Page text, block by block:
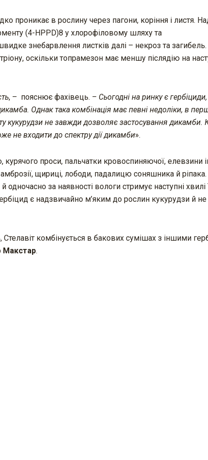
в рослину через пагони, коріння і листя.
(4-HPPD)8 у хлорофіловому шляху та
знебарвлення листків далі – некроз та
оскільки топрамезон має меншу післядію на
, – пояснює фахівець. – Сьогодні на ринку є
Однак така комбінація має певні недоліки, в
кукурудзи не завжди дозволяє застосування дикамби.
не входити до спектру дії дикамби».
проси, пальчатки кровоспиняючої, елевзини
щириці, лободи, падалицю соняшника й ріпака.
за наявності вологи стримує наступні хвилі
є надзвичайно м’яким до рослин кукурудзи й не
комбінується в бакових сумішах з іншими
Макстар.